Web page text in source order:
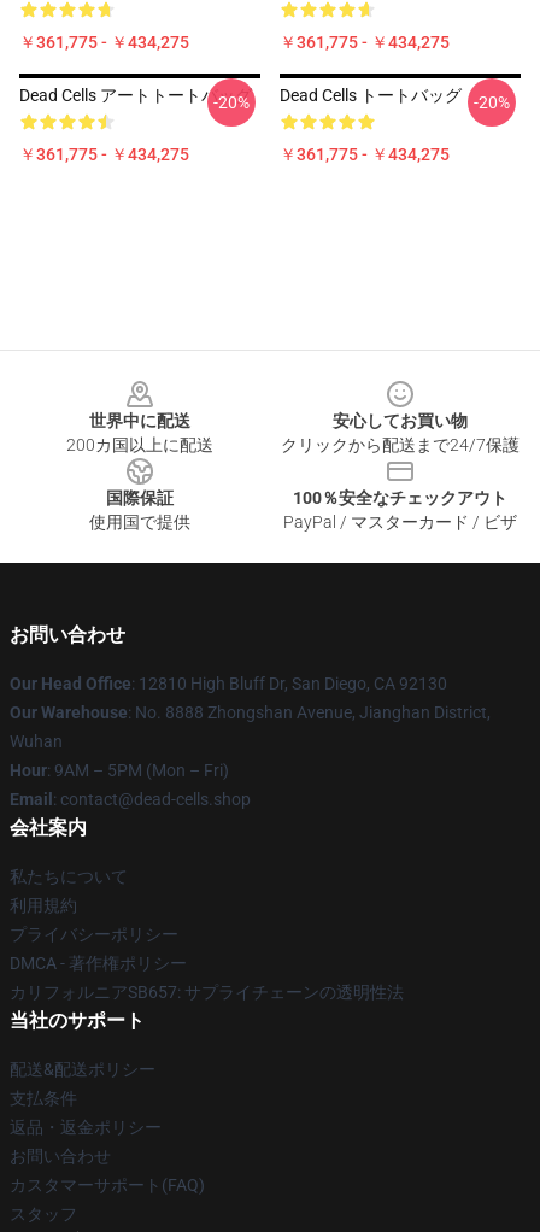
￥361,775 - ￥434,275 ￥361,775 - ￥434,275
Dead Cells アートトートバッグ
￥361,775 - ￥434,275
-20% Dead Cells トートバッグ
￥361,775 - ￥434,275
-20%
世界中に配送
200カ国以上に配送
安心してお買い物
クリックから配送まで24/7保護
国際保証
使用国で提供
100％安全なチェックアウト
PayPal / マスターカード / ビザ
お問い合わせ
Our Head Office: 12810 High Bluff Dr, San Diego, CA 92130
Our Warehouse: No. 8888 Zhongshan Avenue, Jianghan District,
Wuhan
Hour: 9AM – 5PM (Mon – Fri)
Email : contact@dead-cells.shop
会社案内
私たちについて
利用規約
プライバシーポリシー
DMCA - 著作権ポリシー
カリフォルニアSB657: サプライチェーンの透明性法
当社のサポート
配送&配送ポリシー
支払条件
返品・返金ポリシー
お問い合わせ
カスタマーサポート(FAQ)
スタッフ